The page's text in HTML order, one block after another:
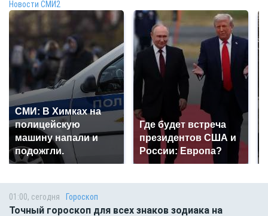
Новости СМИ2
СМИ: В Химках на
полицейскую
машину напали и
подожгли.
Где будет встреча
президентов США и
России: Европа?
01:00, сегодня Гороскоп
Точный гороскоп для всех знаков зодиака на